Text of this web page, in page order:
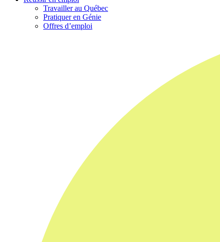
Travailler au Québec
Pratiquer en Génie
Offres d’emploi